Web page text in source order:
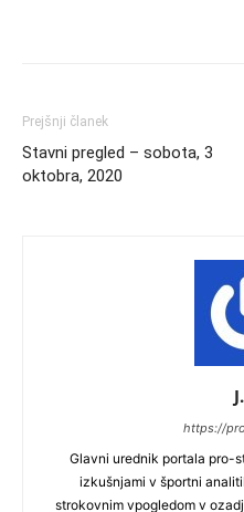
Prejšnji članek
Stavni pregled – sobota, 3
oktobra, 2020
https://
Glavni urednik portala pro-
izkušnjami v športni
strokovnim vpogledom v